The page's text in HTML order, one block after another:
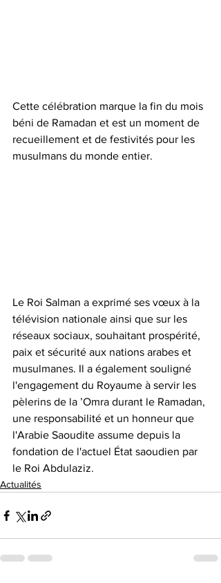
Cette célébration marque la fin du mois
béni de Ramadan et est un moment de
recueillement et de festivités pour les
musulmans du monde entier.
Le Roi Salman a exprimé ses vœux à la
télévision nationale ainsi que sur les
réseaux sociaux, souhaitant prospérité,
paix et sécurité aux nations arabes et
musulmanes. Il a également souligné
l'engagement du Royaume à servir les
pèlerins de la ’Omra durant le Ramadan,
une responsabilité et un honneur que
l'Arabie Saoudite assume depuis la
fondation de l'actuel État saoudien par
le Roi Abdulaziz.
Actualités